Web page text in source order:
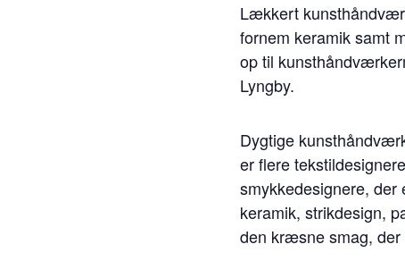
Lækkert
fornem keramik samt
op til
Lyngby.
Dygtige
er flere
smykkedesignere,
keramik, strikdesign,
den kræsne smag,